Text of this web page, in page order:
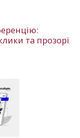
та прозорі